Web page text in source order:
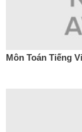
Môn Toán Tiếng